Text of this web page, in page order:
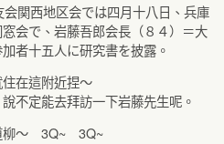
関西地区会では四月十八日、兵庫
会で、岩藤吾郎会長（８４）＝大
者十五人に研究書を披露。
在這附近捏～
不定能去拜訪一下岩藤先生呢。
柳～ 3Q~ 3Q~